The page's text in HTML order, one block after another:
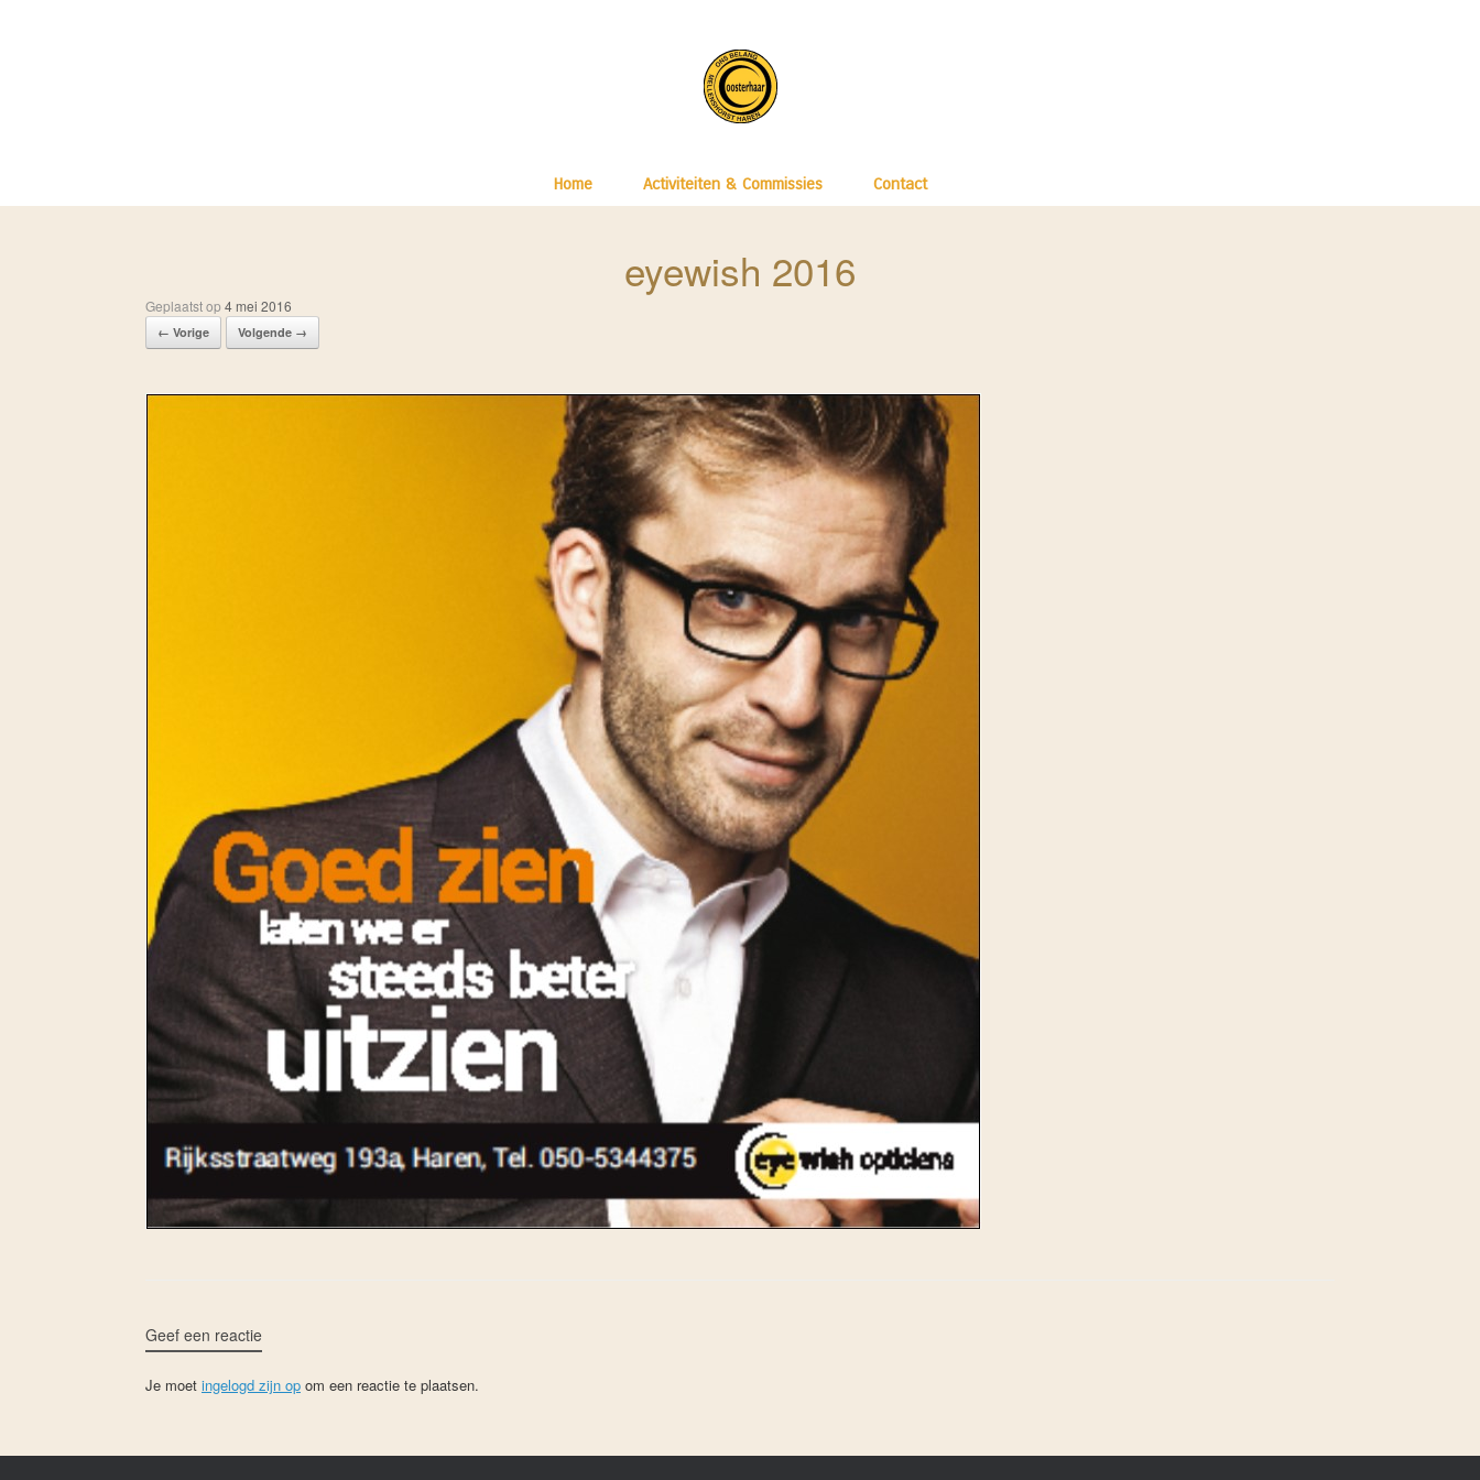
Home Activiteiten & Commissies Contact
eyewish 2016
Geplaatst op4 mei 2016
← Vorige Volgende →
Geef een reactie
Je moet ingelogd zijn op om een reactie te plaatsen.